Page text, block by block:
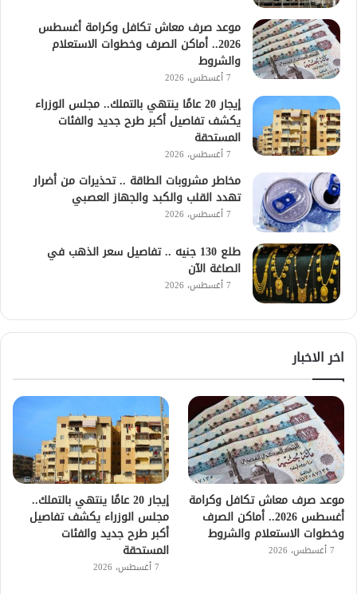
موعد صرف معاش تكافل وكرامة أغسطس
2026.. أماكن الصرف وخطوات الاستعلام
والشروط
7 أغسطس، 2026
إيجار 20 عامًا ينتهي بالتملك.. مجلس الوزراء
يكشف تفاصيل أكبر طرح جديد والفئات
المستحقة
7 أغسطس، 2026
مخاطر مشروبات الطاقة .. تحذيرات من أضرار
تهدد القلب والكبد والجهاز العصبي
7 أغسطس، 2026
طلع 130 جنيه .. تفاصيل سعر الذهب في
الصاغة الآن
7 أغسطس، 2026
اخر الاخبار
موعد صرف معاش تكافل وكرامة
أغسطس 2026.. أماكن الصرف
وخطوات الاستعلام والشروط
7 أغسطس، 2026
إيجار 20 عامًا ينتهي بالتملك..
مجلس الوزراء يكشف تفاصيل
أكبر طرح جديد والفئات
المستحقة
7 أغسطس، 2026